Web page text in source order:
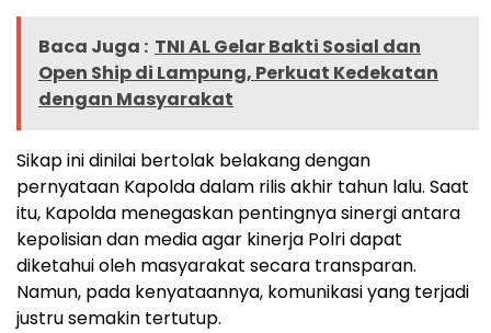
Baca Juga : TNI AL Gelar Bakti Sosial dan
Open Ship di Lampung, Perkuat Kedekatan
dengan Masyarakat
Sikap ini dinilai bertolak belakang dengan
pernyataan Kapolda dalam rilis akhir tahun lalu. Saat
itu, Kapolda menegaskan pentingnya sinergi antara
kepolisian dan media agar kinerja Polri dapat
diketahui oleh masyarakat secara transparan.
Namun, pada kenyataannya, komunikasi yang terjadi
justru semakin tertutup.